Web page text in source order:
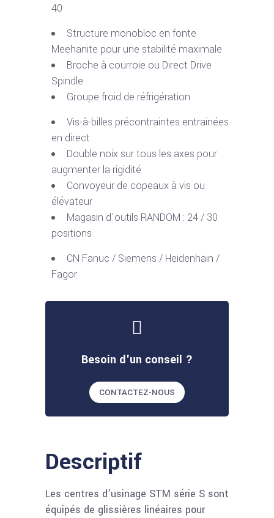
40
Structure monobloc en fonte
Meehanite pour une stabilité maximale
Broche à courroie ou Direct Drive
Spindle
Groupe froid de réfrigération
Vis-à-billes précontraintes entrainées
en direct
Double noix sur tous les axes pour
augmenter la rigidité
Convoyeur de copeaux à vis ou
élévateur
Magasin d’outils RANDOM : 24 / 30
positions
CN Fanuc / Siemens / Heidenhain /
Fagor
Besoin d'un conseil ?
CONTACTEZ-NOUS
Descriptif
Les centres d’usinage STM série S sont
équipés de glissières linéaires pour